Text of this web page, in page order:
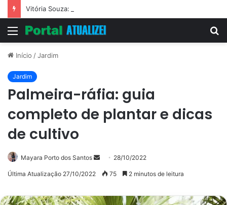
Menu
Início /Jardim
Jardim
Palmeira-ráfia: guia
completo de plantar e dicas
de cultivo
Mayara Porto dos Santos
Mande
um
28/10/2022
Última Atualização 27/10/2022 75 2 minutos de leitura